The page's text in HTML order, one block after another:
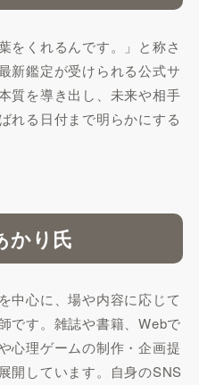
をくれるんです。」と称さ
新鑑定が受けられる公式サ
質を導き出し、未来や相手
れる日付まで明らかにする
かり氏
中心に、場や内容に応じて
です。雑誌や書籍、Webで
心理ゲームの制作・企画提
開しています。自身のSNS